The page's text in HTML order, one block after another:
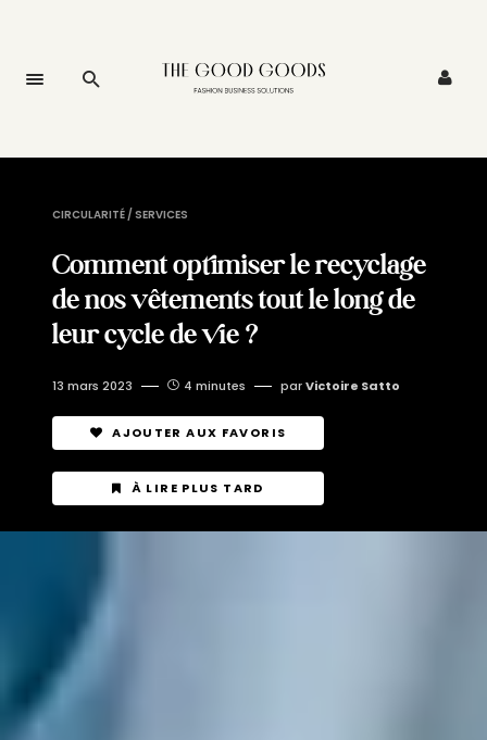
CIRCULARITÉ / SERVICES
Comment optimiser le recyclage
de nos vêtements tout le long de
leur cycle de vie ?
13 mars 2023 4 minutes parVictoire Satto
AJOUTER AUX FAVORIS
À LIRE PLUS TARD